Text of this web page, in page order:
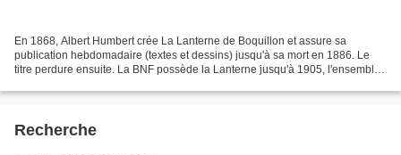
En 1868, Albert Humbert crée La Lanterne de Boquillon et assure sa
publication hebdomadaire (textes et dessins) jusqu'à sa mort en 1886. Le
titre perdure ensuite. La BNF possède la Lanterne jusqu'à 1905, l'ensemble
Recherche